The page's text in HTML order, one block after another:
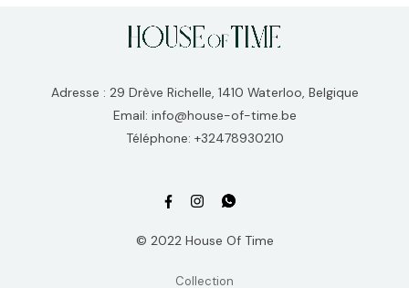
Adresse : 29 Drève Richelle, 1410 Waterloo, Belgique
Email: info@house-of-time.be
Téléphone: +32478930210
© 2022 House Of Time
Collection